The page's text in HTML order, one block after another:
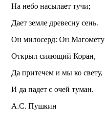
На небо насылает тучи;
Дает земле древесну сень.
Он милосерд: Он Магомету
Открыл сияющий Коран,
Да притечем и мы ко свету,
И да падет с очей туман.
А.С. Пушкин